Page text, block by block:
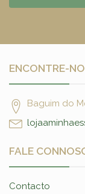
ENCONTRE-
Baguim do
FALE
Contacto